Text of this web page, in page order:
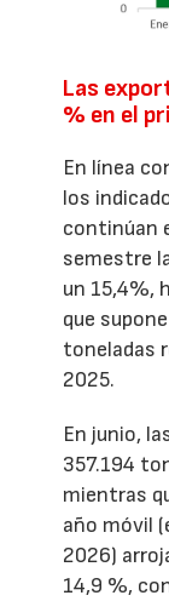
Las
% en el
En línea
los
continúan
semestre
un 15,4%,
que
toneladas
2025.
En junio,
357.194
mientras
año móvil
2026)
14,9 %,